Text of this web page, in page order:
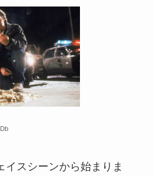
イスシーンから始まりま